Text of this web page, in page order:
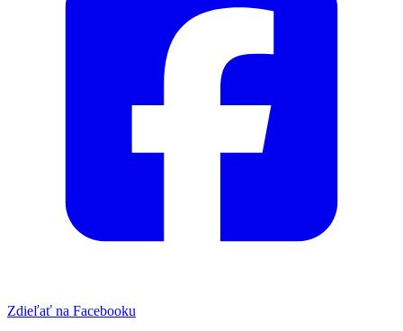
Zdieľať na Facebooku